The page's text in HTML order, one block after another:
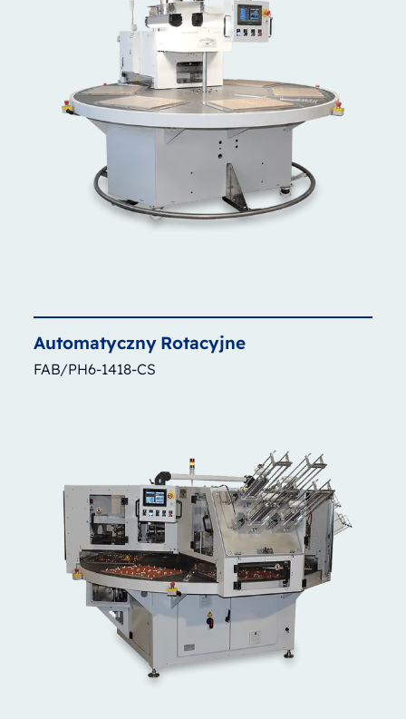
Automatyczny Rotacyjne
FAB/PH6-1418-CS